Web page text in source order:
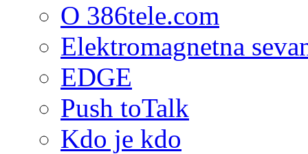
O 386tele.com
Elektromagnetna
EDGE
Push toTalk
Kdo je kdo